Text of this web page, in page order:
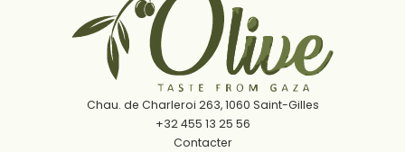
Chau. de Charleroi 263, 1060 Saint-Gilles
+32 455 13 25 56
Contacter